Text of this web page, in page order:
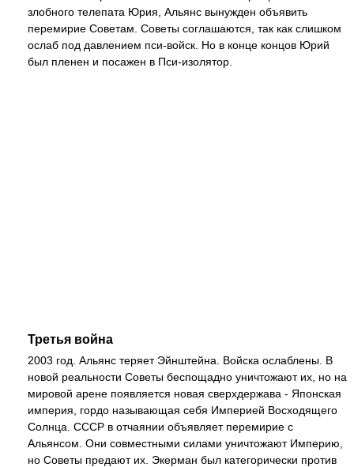
злобного телепата Юрия, Альянс вынужден объявить
перемирие Советам. Советы соглашаются, так как слишком
ослаб под давлением пси-войск. Но в конце концов Юрий
был пленен и посажен в Пси-изолятор.
Третья война
2003 год. Альянс теряет Эйнштейна. Войска ослаблены. В
новой реальности Советы беспощадно уничтожают их, но на
мировой арене появляется новая сверхдержава - Японская
империя, гордо называющая себя Империей Восходящего
Солнца. СССР в отчаянии объявляет перемирие с
Альянсом. Они совместными силами уничтожают Империю,
но Советы предают их. Экерман был категорически против